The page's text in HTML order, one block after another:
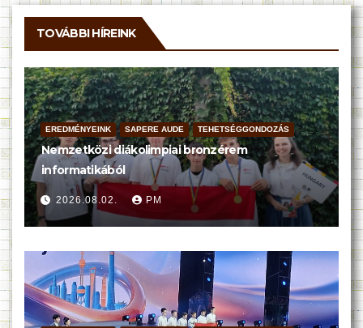
TOVÁBBI HÍREINK
EREDMÉNYEINK SAPERE AUDE TEHETSÉGGONDOZÁS
Nemzetközi diákolimpiai bronzérem
informatikából
2026.08.02. PM